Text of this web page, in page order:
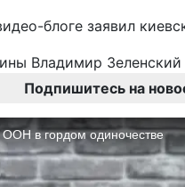
блоге заявил
Подпишитесь на